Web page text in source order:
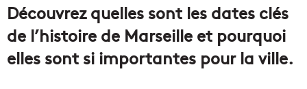
Découvrez quelles sont les dates clés
de l’histoire de Marseille et pourquoi
elles sont si importantes pour la ville.